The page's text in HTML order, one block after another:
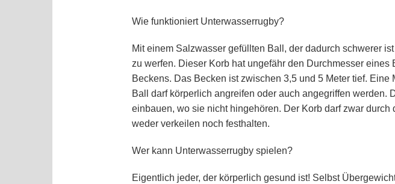
Wie funktioniert Unterwasserrugby?
Mit einem Salzwasser gefüllten Ball, der dadurch schwerer
zu werfen. Dieser Korb hat ungefähr den Durchmesser
Beckens. Das Becken ist zwischen 3,5 und 5 Meter tief.
Ball darf körperlich angreifen oder auch angegriffen
einbauen, wo sie nicht hingehören. Der Korb darf zwar
weder verkeilen noch festhalten.
Wer kann Unterwasserrugby spielen?
Eigentlich jeder, der körperlich gesund ist! Selbst